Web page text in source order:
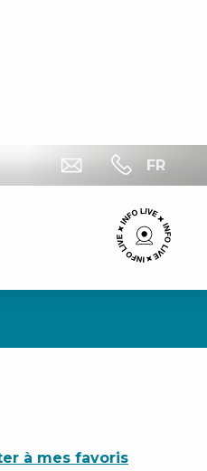
FR
favoris
à mes favoris